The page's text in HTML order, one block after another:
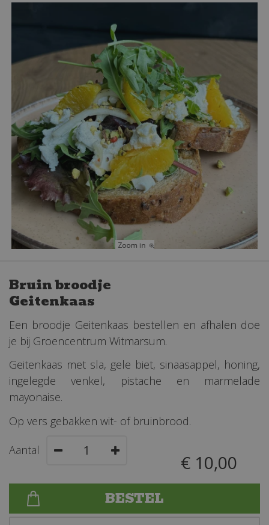
Bruin broodje
Geitenkaas
Een broodje Geitenkaas bestellen en afhalen doe
je bij Groencentrum Witmarsum.
Geitenkaas met sla, gele biet, sinaasappel, honing,
ingelegde venkel, pistache en marmelade
mayonaise.
Op vers gebakken wit- of bruinbrood.
€ 10,00
Aantal